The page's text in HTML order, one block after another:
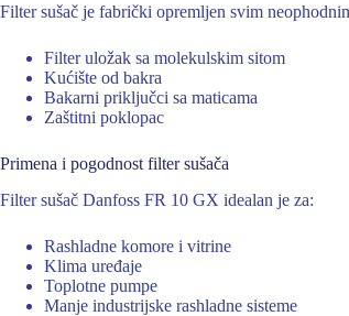
Filter sušač je fabrički opremljen svim
Filter uložak sa molekulskim sitom
Kućište od bakra
Bakarni priključci sa maticama
Zaštitni poklopac
Primena i pogodnost filter sušača
Filter sušač Danfoss FR 10 GX idealan je za:
Rashladne komore i vitrine
Klima uređaje
Toplotne pumpe
Manje industrijske rashladne sisteme